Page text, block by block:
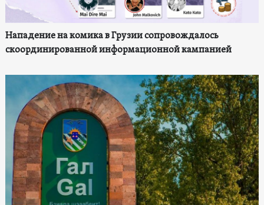
Нападение на комика в Грузии сопровождалось
скоординированной информационной кампанией